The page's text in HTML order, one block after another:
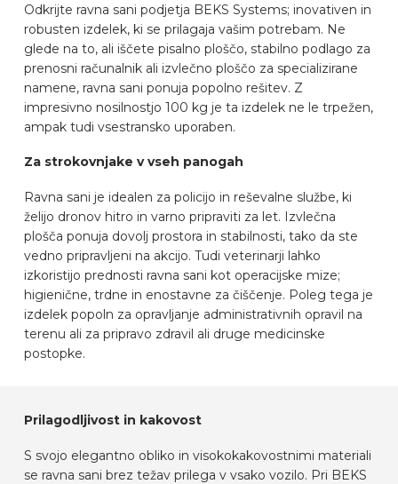
Odkrijte ravna sani podjetja BEKS Systems; inovativen in
robusten izdelek, ki se prilagaja vašim potrebam. Ne
glede na to, ali iščete pisalno ploščo, stabilno podlago za
prenosni računalnik ali izvlečno ploščo za specializirane
namene, ravna sani ponuja popolno rešitev. Z
impresivno nosilnostjo 100 kg je ta izdelek ne le trpežen,
ampak tudi vsestransko uporaben.
Za strokovnjake v vseh panogah
Ravna sani je idealen za policijo in reševalne službe, ki
želijo dronov hitro in varno pripraviti za let. Izvlečna
plošča ponuja dovolj prostora in stabilnosti, tako da ste
vedno pripravljeni na akcijo. Tudi veterinarji lahko
izkoristijo prednosti ravna sani kot operacijske mize;
higienične, trdne in enostavne za čiščenje. Poleg tega je
izdelek popoln za opravljanje administrativnih opravil na
terenu ali za pripravo zdravil ali druge medicinske
postopke.
Prilagodljivost in kakovost
S svojo elegantno obliko in visokokakovostnimi materiali
se ravna sani brez težav prilega v vsako vozilo. Pri BEKS